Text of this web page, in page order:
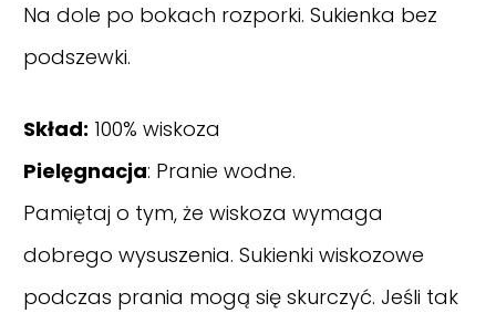
Na dole po bokach rozporki. Sukienka bez
podszewki.
Skład: 100% wiskoza
Pielęgnacja: Pranie wodne.
Pamiętaj o tym, że wiskoza wymaga
dobrego wysuszenia. Sukienki wiskozowe
podczas prania mogą się skurczyć. Jeśli tak